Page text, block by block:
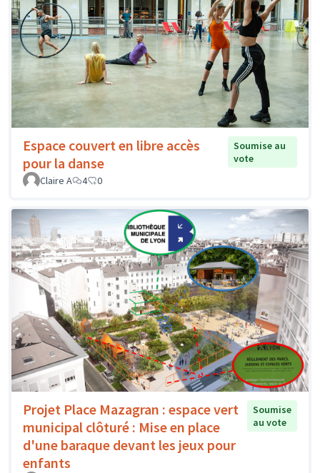
Espace couvert en libre accès
pour la danse
Soumise au
vote
Claire A
4 0
Projet Place Mazagran : espace vert
municipal clôturé : Mise en place
d'une baraque devant les jeux pour
enfants
Soumise
au vote